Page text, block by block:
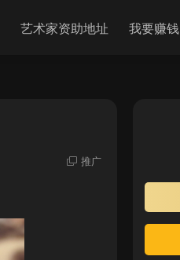
艺术家资助地址 我要赚钱
推广